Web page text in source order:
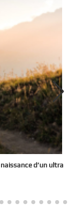
d’un ultra